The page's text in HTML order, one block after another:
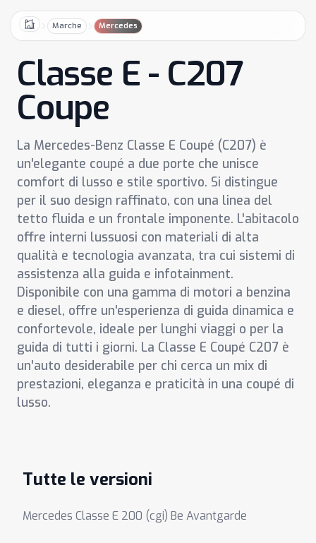
HomeMarche Mercedes
Classe E - C207
Coupe
La Mercedes-Benz Classe E Coupé (C207) è
un'elegante coupé a due porte che unisce
comfort di lusso e stile sportivo. Si distingue
per il suo design raffinato, con una linea del
tetto fluida e un frontale imponente. L'abitacolo
offre interni lussuosi con materiali di alta
qualità e tecnologia avanzata, tra cui sistemi di
assistenza alla guida e infotainment.
Disponibile con una gamma di motori a benzina
e diesel, offre un'esperienza di guida dinamica e
confortevole, ideale per lunghi viaggi o per la
guida di tutti i giorni. La Classe E Coupé C207 è
un'auto desiderabile per chi cerca un mix di
prestazioni, eleganza e praticità in una coupé di
lusso.
Tutte le versioni
Mercedes Classe E 200 (cgi) Be Avantgarde